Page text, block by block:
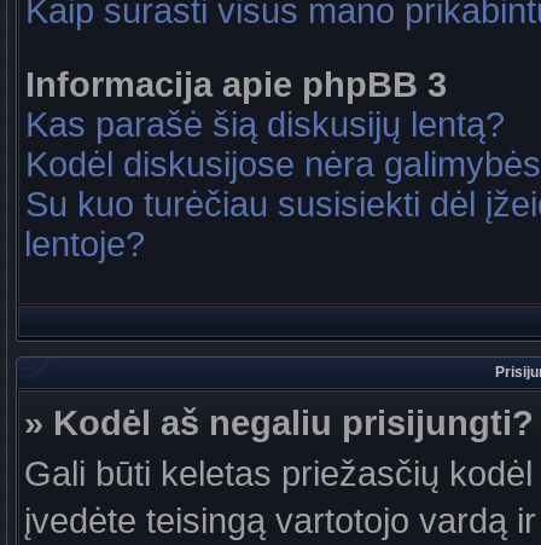
Kaip surasti visus mano
Informacija apie phpBB 3
Kas parašė šią diskusijų lentą?
Kodėl diskusijose nėra
Su kuo turėčiau susisiekti dėl
lentoje?
» Kodėl aš negaliu prisijungti?
Gali būti keletas priežasčių
įvedėte teisingą vartotojo vardą